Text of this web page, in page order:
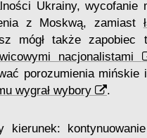
Ukrainy, wycofanie
z Moskwą, zamiast
mógł także
nacjonalistami
porozumienia mińskie
wygrał wybory .
kierunek: